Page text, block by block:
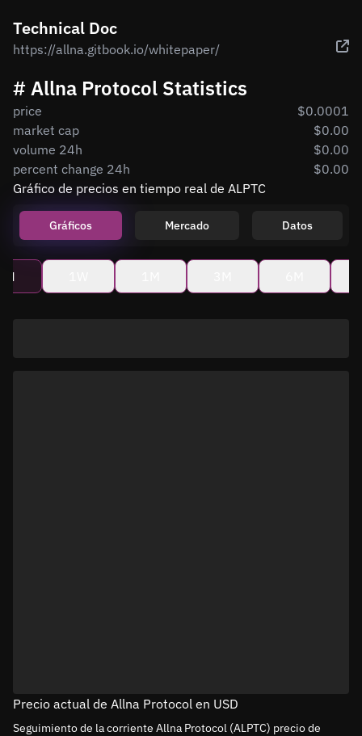
Technical Doc
https://allna.gitbook.io/whitepaper/
# Allna Protocol Statistics
price
$0.0001
market cap
$0.00
volume 24h
$0.00
percent change 24h
$0.00
Gráfico de precios en tiempo real de ALPTC
Gráficos Mercado Datos
Precio actual de Allna Protocol en USD
Seguimiento de la corriente Allna Protocol (ALPTC) precio de